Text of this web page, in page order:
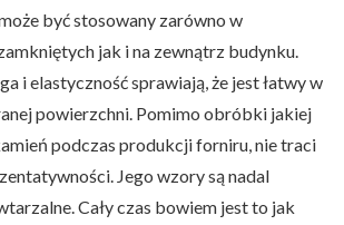
być stosowany zarówno w
jak i na zewnątrz budynku.
i elastyczność sprawiają, że jest łatwy w
powierzchni. Pomimo obróbki jakiej
podczas produkcji forniru, nie traci
Jego wzory są nadal
Cały czas bowiem jest to jak